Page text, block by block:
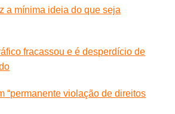
a mínima ideia do que seja
fracassou e é desperdício de
“permanente violação de direitos